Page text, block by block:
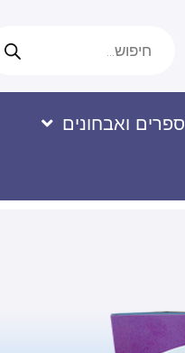
ספרים ואבחונים